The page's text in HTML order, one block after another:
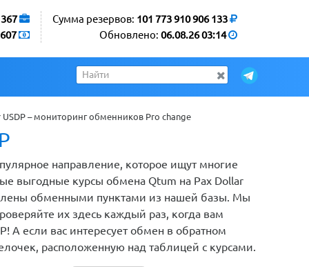
Сумма резервов: 101 773 910 906 133
Обновлено: 06.08.26 03:14
607
– мониторинг обменников Pro change
направление, которое ищут многие
выгодные курсы обмена Qtum на Pax Dollar
обменными пунктами из нашей базы. Мы
их здесь каждый раз, когда вам
А если вас интересует обмен в обратном
расположенную над таблицей с курсами.